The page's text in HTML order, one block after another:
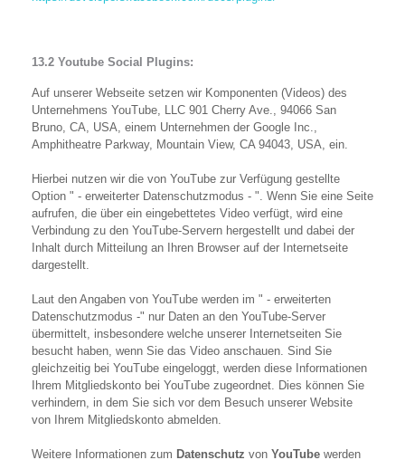
13.2 Youtube Social Plugins:
Auf unserer Webseite setzen wir Komponenten (Videos) des
Unternehmens YouTube, LLC 901 Cherry Ave., 94066 San
Bruno, CA, USA, einem Unternehmen der Google Inc.,
Amphitheatre Parkway, Mountain View, CA 94043, USA, ein.
Hierbei nutzen wir die von YouTube zur Verfügung gestellte
Option " - erweiterter Datenschutzmodus - ". Wenn Sie eine Seite
aufrufen, die über ein eingebettetes Video verfügt, wird eine
Verbindung zu den YouTube-Servern hergestellt und dabei der
Inhalt durch Mitteilung an Ihren Browser auf der Internetseite
dargestellt.
Laut den Angaben von YouTube werden im " - erweiterten
Datenschutzmodus -" nur Daten an den YouTube-Server
übermittelt, insbesondere welche unserer Internetseiten Sie
besucht haben, wenn Sie das Video anschauen. Sind Sie
gleichzeitig bei YouTube eingeloggt, werden diese Informationen
Ihrem Mitgliedskonto bei YouTube zugeordnet. Dies können Sie
verhindern, in dem Sie sich vor dem Besuch unserer Website
von Ihrem Mitgliedskonto abmelden.
Weitere Informationen zum Datenschutz von YouTube werden